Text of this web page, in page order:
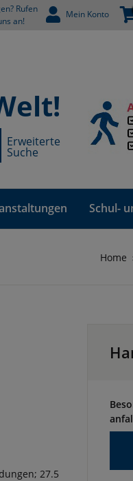
Rufen
an!
Mein Konto
Erweiterte
Suche
Schul-
Home
27.5